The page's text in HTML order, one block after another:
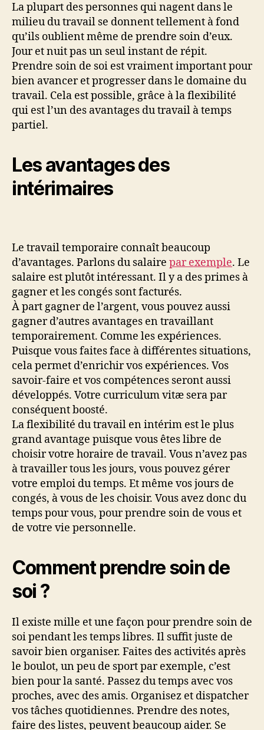
La plupart des personnes qui nagent dans le
milieu du travail se donnent tellement à fond
qu’ils oublient même de prendre soin d’eux.
Jour et nuit pas un seul instant de répit.
Prendre soin de soi est vraiment important pour
bien avancer et progresser dans le domaine du
travail. Cela est possible, grâce à la flexibilité
qui est l’un des avantages du travail à temps
partiel.
Les avantages des
intérimaires
Le travail temporaire connaît beaucoup
d’avantages. Parlons du salaire par exemple. Le
salaire est plutôt intéressant. Il y a des primes à
gagner et les congés sont facturés.
À part gagner de l’argent, vous pouvez aussi
gagner d’autres avantages en travaillant
temporairement. Comme les expériences.
Puisque vous faites face à différentes situations,
cela permet d’enrichir vos expériences. Vos
savoir-faire et vos compétences seront aussi
développés. Votre curriculum vitæ sera par
conséquent boosté.
La flexibilité du travail en intérim est le plus
grand avantage puisque vous êtes libre de
choisir votre horaire de travail. Vous n’avez pas
à travailler tous les jours, vous pouvez gérer
votre emploi du temps. Et même vos jours de
congés, à vous de les choisir. Vous avez donc du
temps pour vous, pour prendre soin de vous et
de votre vie personnelle.
Comment prendre soin de
soi ?
Il existe mille et une façon pour prendre soin de
soi pendant les temps libres. Il suffit juste de
savoir bien organiser. Faites des activités après
le boulot, un peu de sport par exemple, c’est
bien pour la santé. Passez du temps avec vos
proches, avec des amis. Organisez et dispatcher
vos tâches quotidiennes. Prendre des notes,
faire des listes, peuvent beaucoup aider. Se